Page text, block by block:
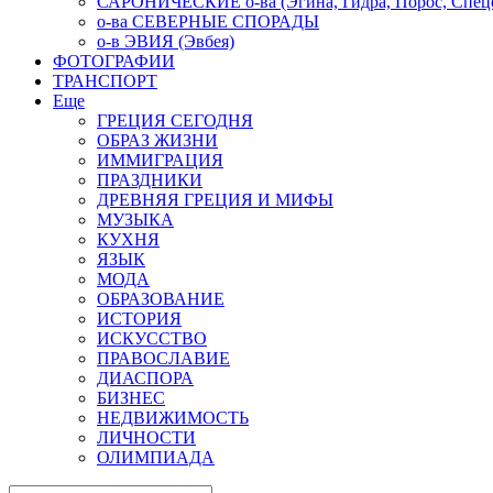
о-ва СЕВЕРНЫЕ СПОРАДЫ
о-в ЭВИЯ (Эвбея)
ФОТОГРАФИИ
ТРАНСПОРТ
Еще
ГРЕЦИЯ СЕГОДНЯ
ОБРАЗ ЖИЗНИ
ИММИГРАЦИЯ
ПРАЗДНИКИ
ДРЕВНЯЯ ГРЕЦИЯ И МИФЫ
МУЗЫКА
КУХНЯ
ЯЗЫК
МОДА
ОБРАЗОВАНИЕ
ИСТОРИЯ
ИСКУССТВО
ПРАВОСЛАВИЕ
ДИАСПОРА
БИЗНЕС
НЕДВИЖИМОСТЬ
ЛИЧНОСТИ
ОЛИМПИАДА